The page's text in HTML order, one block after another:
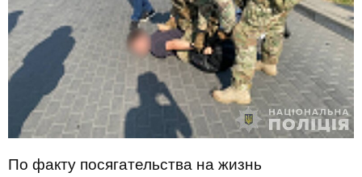
По факту посягательства на жизнь